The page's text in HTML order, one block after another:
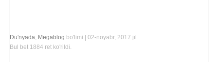
Du'nyada, Megablog bo'limi | 02-noyabr, 2017 jıl
Bul bet 1884 ret ko'rildi.